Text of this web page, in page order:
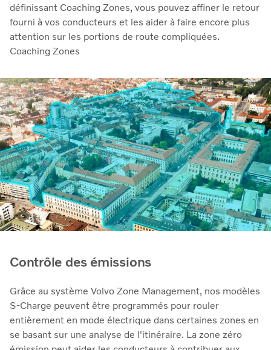
définissant Coaching Zones, vous pouvez affiner le retour
fourni à vos conducteurs et les aider à faire encore plus
attention sur les portions de route compliquées.
Coaching Zones
Contrôle des émissions
Grâce au système Volvo Zone Management, nos modèles
S-Charge peuvent être programmés pour rouler
entièrement en mode électrique dans certaines zones en
se basant sur une analyse de l'itinéraire. La zone zéro